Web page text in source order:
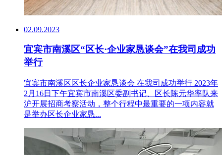
02.09.2023
宜宾市南溪区“区长·企业家恳谈会”在我司成功
举行
宜宾市南溪区区长企业家恳谈会 在我司成功举行 2023年
2月16日下午宜宾市南溪区委副书记、区长陈元华率队来
沪开展招商考察活动，整个行程中最重要的一项内容就
是举办区长企业家恳...